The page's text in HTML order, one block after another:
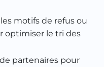
motifs de refus ou
optimiser le tri des
partenaires pour